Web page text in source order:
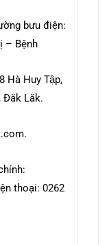
bưu điện:
– Bệnh
Hà Huy Tập,
Đăk Lăk.
thoại: 0262